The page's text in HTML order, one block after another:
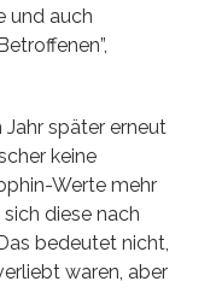
und auch
später erneut
keine
Werte mehr
diese nach
bedeutet nicht,
waren, aber